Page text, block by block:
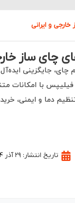
و ایرانی
چای ساز
چای، جایگزینی
با امکانات
دما و ایمنی،
تاریخ انتشار: ۲۹ آذر ۱۴۰۴